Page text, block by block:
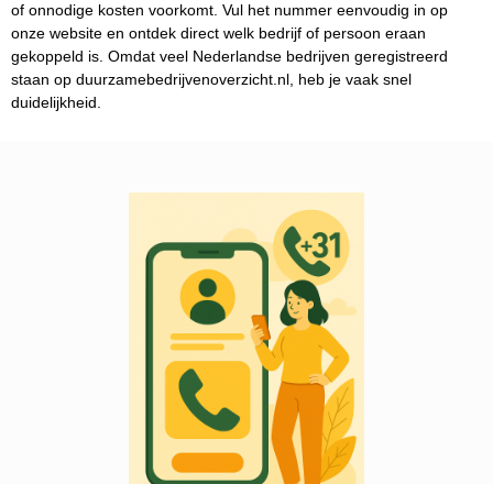
of onnodige kosten voorkomt. Vul het nummer eenvoudig in op
onze website en ontdek direct welk bedrijf of persoon eraan
gekoppeld is. Omdat veel Nederlandse bedrijven geregistreerd
staan op duurzamebedrijvenoverzicht.nl, heb je vaak snel
duidelijkheid.